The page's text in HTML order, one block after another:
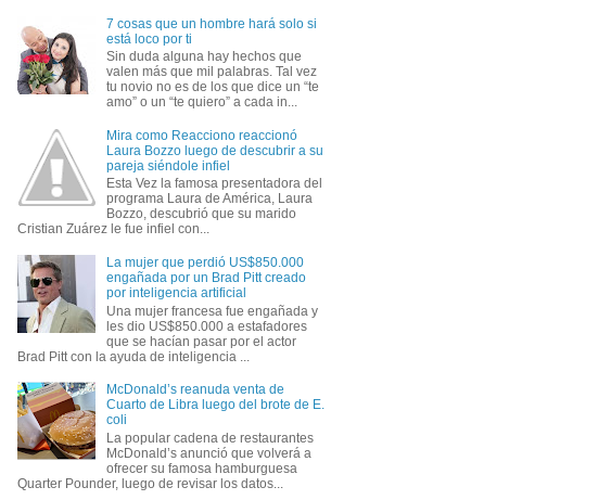
7 cosas que un hombre hará solo si
está loco por ti
Sin duda alguna hay hechos que
valen más que mil palabras. Tal vez
tu novio no es de los que dice un “te
amo” o un “te quiero” a cada in...
Mira como Reacciono reaccionó
Laura Bozzo luego de descubrir a su
pareja siéndole infiel
Esta Vez la famosa presentadora del
programa Laura de América, Laura
Bozzo, descubrió que su marido
Cristian Zuárez le fue infiel con...
La mujer que perdió US$850.000
engañada por un Brad Pitt creado
por inteligencia artificial
Una mujer francesa fue engañada y
les dio US$850.000 a estafadores
que se hacían pasar por el actor
Brad Pitt con la ayuda de inteligencia ...
McDonald’s reanuda venta de
Cuarto de Libra luego del brote de E.
coli
La popular cadena de restaurantes
McDonald’s anunció que volverá a
ofrecer su famosa hamburguesa
Quarter Pounder, luego de revisar los datos...